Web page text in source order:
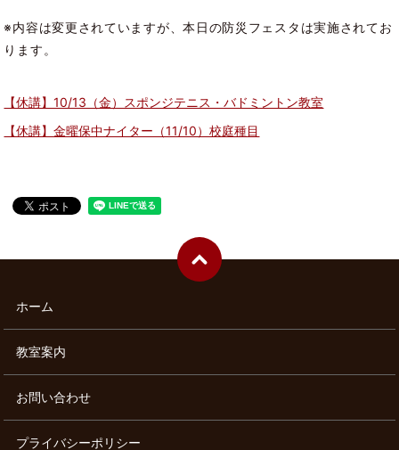
※内容は変更されていますが、本日の防災フェスタは実施されてお
ります。
【休講】10/13（金）スポンジテニス・バドミントン教室
【休講】金曜保中ナイター（11/10）校庭種目
ホーム
教室案内
お問い合わせ
プライバシーポリシー